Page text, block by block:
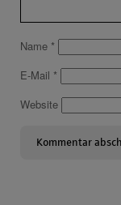
Name *
E-Mail *
Website